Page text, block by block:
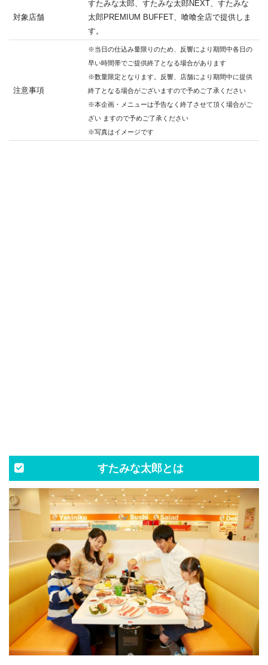
対象店舗
すたみな太郎、すたみな太郎NEXT、すたみな
太郎PREMIUM BUFFET、喰喰全店で提供しま
す。
注意事項
※当日の仕込み量限りのため、反響により期間中各日の
早い時間帯でご提供終了となる場合があります
※数量限定となります。反響、店舗により期間中に提供
終了となる場合がございますので予めご了承ください
※本企画・メニューは予告なく終了させて頂く場合がご
ざい ますので予めご了承ください
※写真はイメージです
すたみな太郎とは